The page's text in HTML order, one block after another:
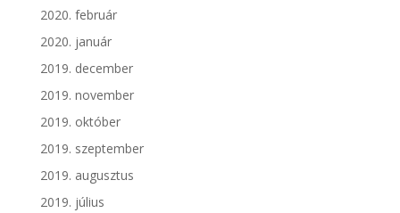
2020. február
2020. január
2019. december
2019. november
2019. október
2019. szeptember
2019. augusztus
2019. július